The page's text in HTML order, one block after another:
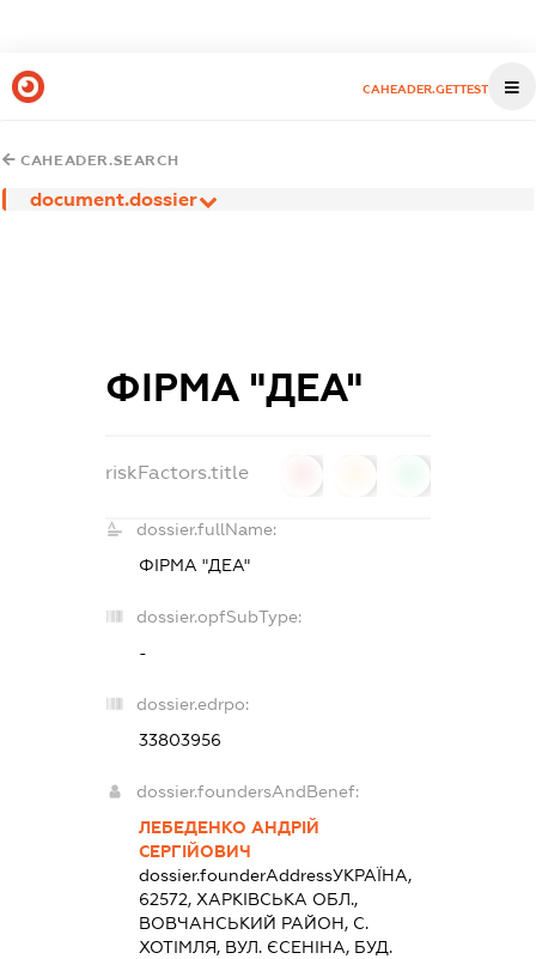
CAHEADER.GETTEST
CAHEADER.SEARCH
document.dossier
ФІРМА "ДЕА"
riskFactors.title
dossier.fullName:
ФІРМА "ДЕА"
dossier.opfSubType:
-
dossier.edrpo:
33803956
dossier.foundersAndBenef:
ЛЕБЕДЕНКО АНДРІЙ
СЕРГІЙОВИЧ
dossier.founderAddressУКРАЇНА,
62572, ХАРКIВСЬКА ОБЛ.,
ВОВЧАНСЬКИЙ РАЙОН, С.
ХОТІМЛЯ, ВУЛ. ЄСЕНІНА, БУД.